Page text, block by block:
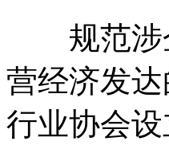
规范涉企
营经济发
行业协会